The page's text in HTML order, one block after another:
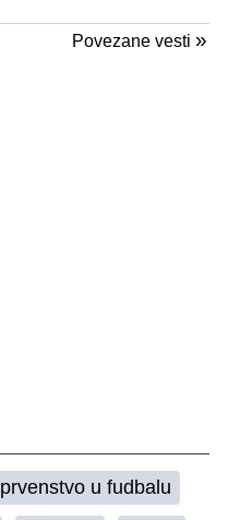
Povezane vesti »
u fudbalu